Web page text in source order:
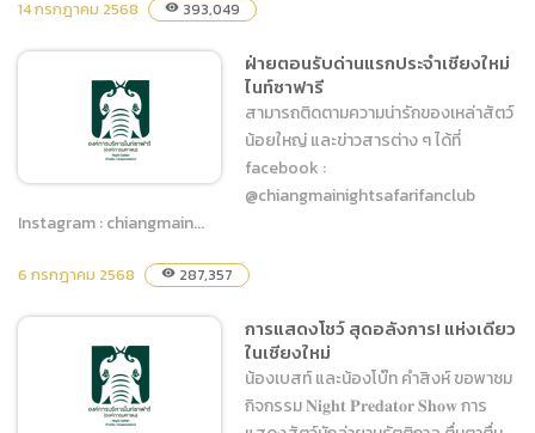
สัตว์ ศูนย์เรียนรู้เชียงใหม่ไนท์
14 กรกฎาคม 2568 visibility 393,049
ฝ่ายตอนรับด่านแรกประจำ
ฝ่ายตอนรับด่านแรกประจำเชียงใหม่
ไนท์ซาฟารี
สามารถติดตามความน่ารักของเหล่าสัตว์
น้อยใหญ่ และข่าวสารต่าง ๆ ได้ที่
facebook :
@chiangmainightsafarifanclub
Instagram : chiangmain...
6 กรกฎาคม 2568 visibility 287,357
การแสดงโชว์ สุดอลังการ! แห่งเดียว
ในเชียงใหม่
น้องเบสท์ และน้องโบ๊ท คำสิงห์ ขอพาชม
กิจกรรม 𝐍𝐢𝐠𝐡𝐭 𝐏𝐫𝐞𝐝𝐚𝐭𝐨𝐫 𝐒𝐡𝐨𝐰 การ